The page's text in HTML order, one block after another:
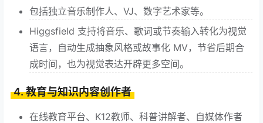
包括独立音乐制作人、VJ、数字艺术家等。
Higgsfield 支持将音乐、歌词或节奏输入转化为视觉
语言，自动生成抽象风格或故事化 MV，节省后期合
成时间，也为视觉表达开辟更多空间。
4. 教育与知识内容创作者
在线教育平台、K12教师、科普讲解者、自媒体作者